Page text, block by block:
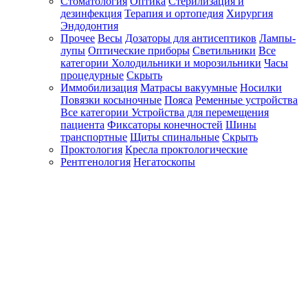
дезинфекция Терапия и ортопедия Хирургия
Эндодонтия
Прочее Весы Дозаторы для антисептиков Лампы-
лупы Оптические приборы Светильники Все
категории Холодильники и морозильники Часы
процедурные Скрыть
Иммобилизация Матрасы вакуумные Носилки
Повязки косыночные Пояса Ременные устройства
Все категории Устройства для перемещения
пациента Фиксаторы конечностей Шины
транспортные Щиты спинальные Скрыть
Проктология Кресла проктологические
Рентгенология Негатоскопы